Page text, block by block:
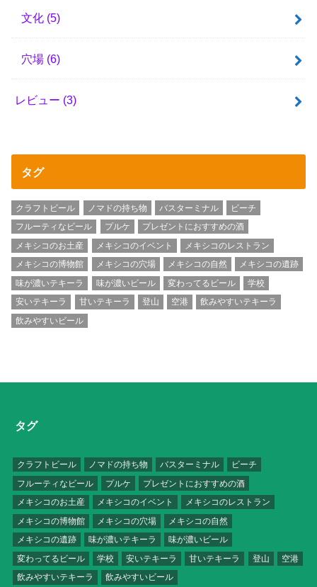
文化 (5)
穴場 (6)
レビュー (3)
タグ
クラフトビール ノマドの持ち物 バスターミナル
ビーチ
フルーティなビール
プルケ
プレゼントにおすすめの酒
メキシコのお土産
メキシコのイベント
メキシコのレストラン
メキシコの博物館
メキシコの穴場 メキシコの自然
メキシコの遺跡
味が濃いテキーラ
味が濃いビール 変わってるビール
学校
安いテキーラ
甘いテキーラ 登山 空港
飲みやすいテキーラ
飲みやすいビール
タグ
クラフトビール ノマドの持ち物 バスターミナル
ビーチ
フルーティなビール
プルケ
プレゼントにおすすめの酒
メキシコのお土産
メキシコのイベント
メキシコのレストラン
メキシコの博物館
メキシコの穴場
メキシコの自然
メキシコの遺跡
味が濃いテキーラ
味が濃いビール
変わってるビール
学校 安いテキーラ 甘いテキーラ 登山
空港
飲みやすいテキーラ
飲みやすいビール